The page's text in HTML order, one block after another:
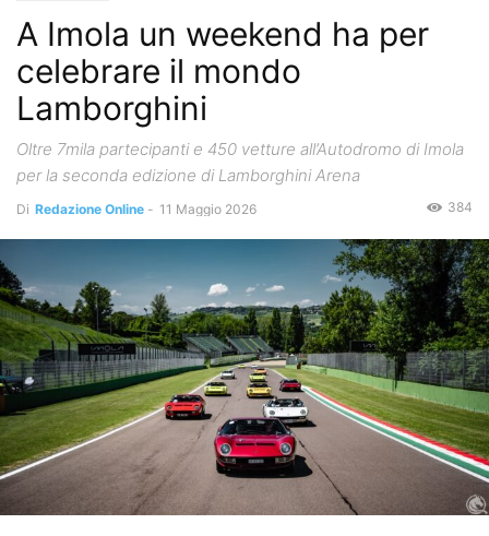
A Imola un weekend ha per
celebrare il mondo
Lamborghini
Oltre 7mila partecipanti e 450 vetture all’Autodromo di Imola
per la seconda edizione di Lamborghini Arena
Di Redazione Online - 11 Maggio 2026 384